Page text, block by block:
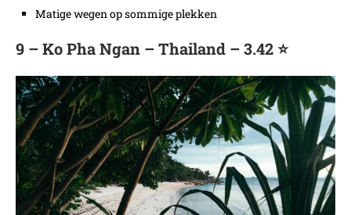
Matige wegen op sommige plekken
9 – Ko Pha Ngan – Thailand – 3.42 ⭐️